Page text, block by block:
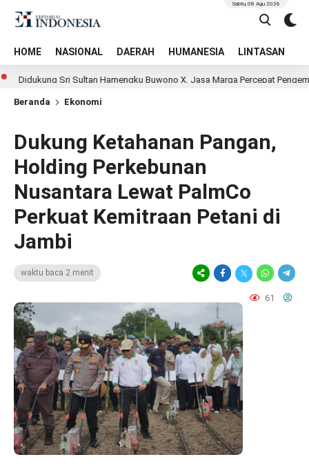
HOME NASIONAL DAERAH HUMANESIA LINTASAN
Sabtu, 08 Agu 2026
Sri Sultan Hamengku Buwono X, Jasa Marga Percepat
Beranda Ekonomi
Dukung Ketahanan Pangan,
Holding Perkebunan
Nusantara Lewat PalmCo
Perkuat Kemitraan Petani di
Jambi
waktu baca 2 menit
61